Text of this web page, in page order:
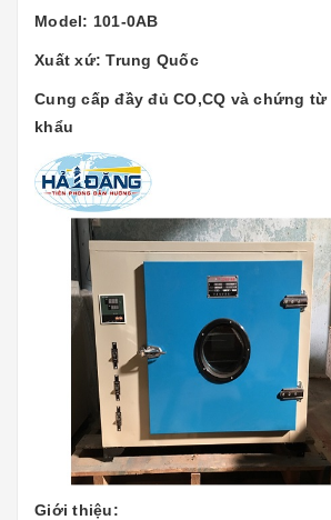
Model: 101-0AB
Xuất xứ: Trung Quốc
Cung cấp đầy đủ CO,CQ và chứng
khẩu
Giới thiệu: